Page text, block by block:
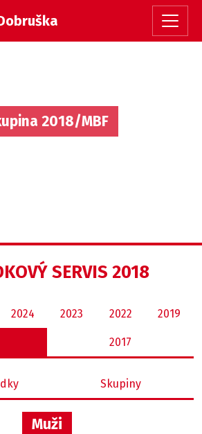
2018/MBF
SERVIS 2018
2024 2023 2022 2019
2017
Skupiny
Muži